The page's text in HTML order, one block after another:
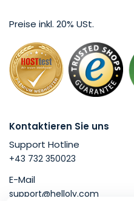
Preise inkl. 20% USt.
Kontaktieren Sie uns
Support Hotline
+43 732 350023
E-Mail
support@helloly.com